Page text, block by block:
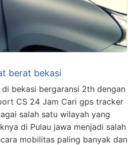
berat bekasi
bekasi bergaransi 2th dengan
CS 24 Jam Cari gps tracker
salah satu wilayah yang
di Pulau jawa menjadi salah
mobilitas paling banyak dan